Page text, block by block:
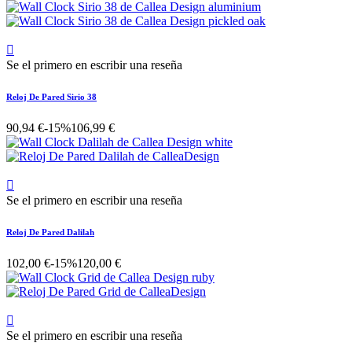

Se el primero en escribir una reseña
Reloj De Pared Sirio 38
90,94 €-15%106,99 €

Se el primero en escribir una reseña
Reloj De Pared Dalilah
102,00 €-15%120,00 €

Se el primero en escribir una reseña